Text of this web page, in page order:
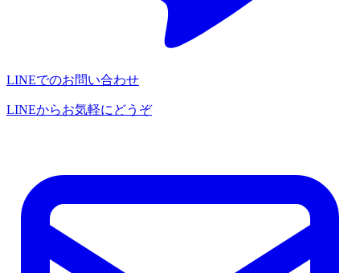
LINEでのお問い合わせ
LINEからお気軽にどうぞ